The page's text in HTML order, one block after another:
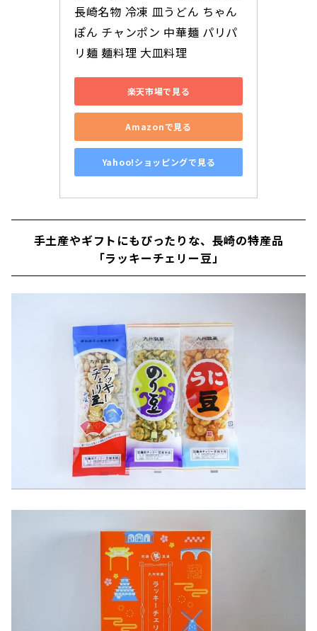
長崎名物 冷凍 皿うどん ちゃん
ぽん チャンポン 中華麺 パリパ
リ麺 麺料理 大皿料理
楽天市場で見る
Amazonで見る
Yahoo!ショッピングで見る
手土産やギフトにもぴったりな、長崎の特産品
「ラッキーチェリー豆」